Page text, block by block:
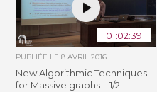
01:02:39
PUBLIÉE LE8 AVRIL 2016
New Algorithmic Techniques
for Massive graphs – 1/2